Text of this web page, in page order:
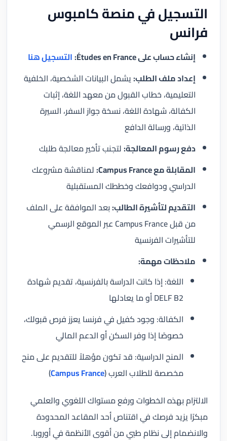
التسجيل في منصة كامبوس
فرانس
إنشاء حساب على Études en France:
التسجيل هنا
إعداد ملف الطلب:يشمل البيانات الشخصية، الخلفية
التعليمية، خطاب القبول من معهد اللغة، إثبات
الكفالة، شهادة اللغة، نسخة جواز السفر، السيرة
الذاتية، ورسالة الدافع
دفع رسوم المعالجة:لتجنب تأخير معالجة طلبك
المقابلة مع Campus France:
لمناقشة مشروعك
الدراسي ودوافعك وخططك المستقبلية
التقديم لتأشيرة الطالب:بعد الموافقة على الملف
من قبل Campus France عبر الموقع الرسمي
للتأشيرات الفرنسية
ملاحظات مهمة:
اللغة: إذا كانت الدراسة بالفرنسية، تقديم شهادة
DELF B2 أو ما يعادلها
الكفالة: وجود كفيل في فرنسا يعزز فرص قبولك،
خصوصًا إذا وفر السكن أو الدعم المالي
المنح الدراسية: قد تكون مؤهلاً للتقديم على منح
مخصصة للطلاب العرب (Campus France
)
الالتزام بهذه الخطوات ورفع مستواك اللغوي والعلمي
مبكرًا يزيد فرصك في اقتناص أحد المقاعد المحدودة
والانضمام إلى نظام طبي من أقوى الأنظمة في أوروبا.